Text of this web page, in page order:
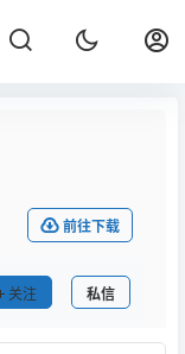
前往下载
关注 私信